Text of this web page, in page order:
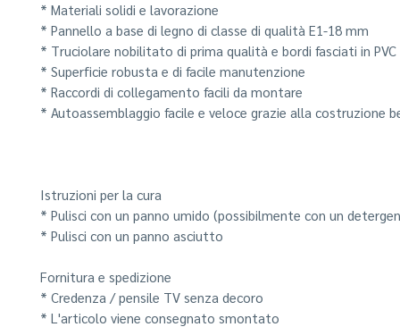
* Materiali solidi e lavorazione
* Pannello a base di legno di classe di qualità E1-18 mm
* Truciolare nobilitato di prima qualità e bordi fasciati in PVC
* Superficie robusta e di facile manutenzione
* Raccordi di collegamento facili da montare
* Autoassemblaggio facile e veloce grazie alla costruzione
Istruzioni per la cura
* Pulisci con un panno umido (possibilmente con un
* Pulisci con un panno asciutto
Fornitura e spedizione
* Credenza / pensile TV senza decoro
* L'articolo viene consegnato smontato